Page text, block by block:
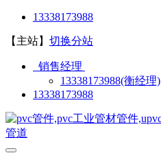
13338173988
【主站】 切换分站
销售经理
13338173988(衡经理)
13338173988